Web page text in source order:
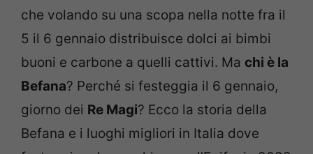
che volando su una scopa nella notte fra il
5 il 6 gennaio distribuisce dolci ai bimbi
buoni e carbone a quelli cattivi. Ma chi è la
Befana? Perché si festeggia il 6 gennaio,
giorno dei Re Magi? Ecco la storia della
Befana e i luoghi migliori in Italia dove